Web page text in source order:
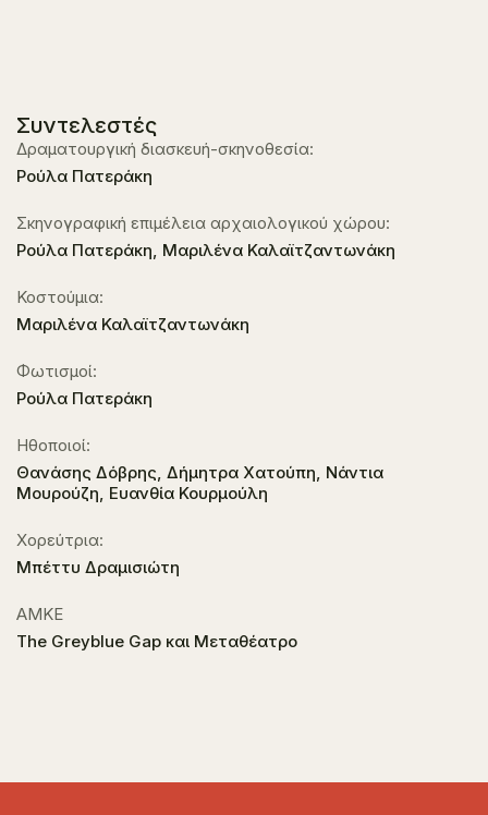
Συντελεστές
Δραματουργική διασκευή-σκηνοθεσία:
Ρούλα Πατεράκη
Σκηνογραφική επιμέλεια αρχαιολογικού χώρου:
Ρούλα Πατεράκη, Μαριλένα Καλαϊτζαντωνάκη
Κοστούμια:
Μαριλένα Καλαϊτζαντωνάκη
Φωτισμοί:
Ρούλα Πατεράκη
Ηθοποιοί:
Θανάσης Δόβρης, Δήμητρα Χατούπη, Νάντια
Μουρούζη, Ευανθία Κουρμούλη
Χορεύτρια:
Μπέττυ Δραμισιώτη
ΑΜΚΕ
The Greyblue Gap και Μεταθέατρο